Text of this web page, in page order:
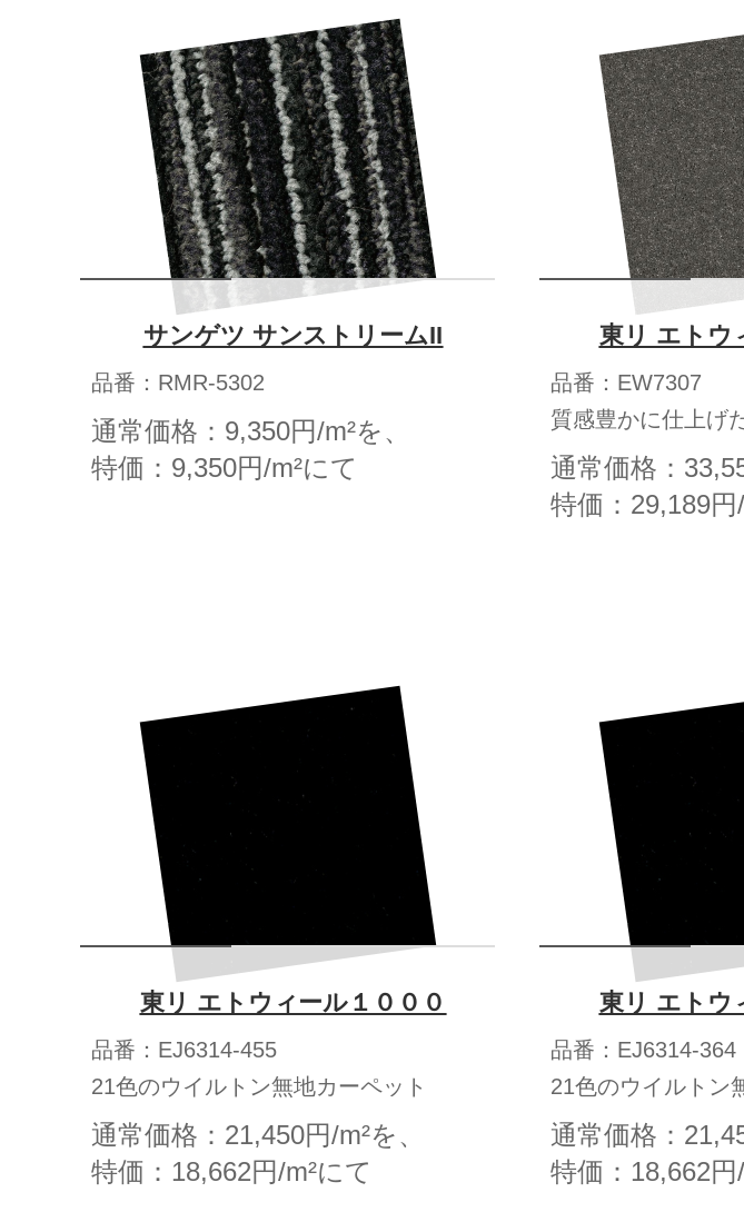
サンゲツ サンストリームII
品番：RMR-5302
通常価格：9,350円/m²を、
特価：9,350円/m²にて
東リ エトウ
品番：EW7307
質感豊かに仕上げ
通常価格：
特価：29,189円
東リ エトウィール１０００
品番：EJ6314-455
21色のウイルトン無地カーペット
通常価格：21,450円/m²を、
特価：18,662円/m²にて
東リ エトウ
品番：EJ6314-364
21色のウイルトン
通常価格：
特価：18,662円